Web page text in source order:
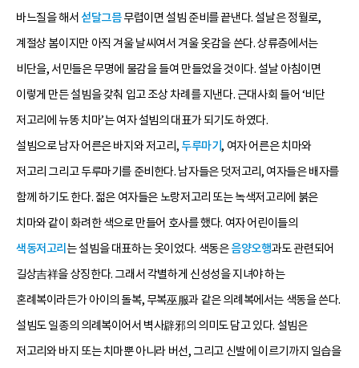
바느질을 해서 섣달그믐무렵이면 설빔 준비를 끝낸다. 설날은 정월로,
계절상 봄이지만 아직 겨울 날씨여서 겨울 옷감을 쓴다. 상류층에서는
비단을, 서민들은 무명에 물감을 들여 만들었을 것이다. 설날 아침이면
이렇게 만든 설빔을 갖춰 입고 조상 차례를 지낸다. 근대사회 들어 ‘비단
저고리에 뉴똥 치마’는 여자 설빔의 대표가 되기도 하였다.
설빔으로 남자 어른은 바지와 저고리, 두루마기, 여자 어른은 치마와
저고리 그리고 두루마기를 준비한다. 남자들은 덧저고리, 여자들은 배자를
함께 하기도 한다. 젊은 여자들은 노랑저고리 또는 녹색저고리에 붉은
치마와 같이 화려한 색으로 만들어 호사를 했다. 여자 어린이들의
색동저고리 는 설빔을 대표하는 옷이었다. 색동은음양오행과도 관련되어
길상吉祥을 상징한다. 그래서 각별하게 신성성을 지녀야 하는
혼례복이라든가 아이의 돌복, 무복巫服과 같은 의례복에서는 색동을 쓴다.
설빔도 일종의 의례복이어서 벽사辟邪의 의미도 담고 있다. 설빔은
저고리와 바지 또는 치마뿐 아니라 버선, 그리고 신발에 이르기까지 일습을